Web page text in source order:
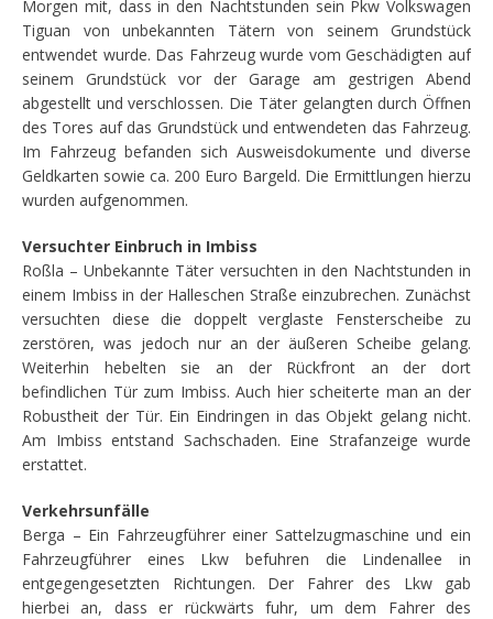
Morgen mit, dass in den Nachtstunden sein Pkw Volkswagen
Tiguan von unbekannten Tätern von seinem Grundstück
entwendet wurde. Das Fahrzeug wurde vom Geschädigten auf
seinem Grundstück vor der Garage am gestrigen Abend
abgestellt und verschlossen. Die Täter gelangten durch Öffnen
des Tores auf das Grundstück und entwendeten das Fahrzeug.
Im Fahrzeug befanden sich Ausweisdokumente und diverse
Geldkarten sowie ca. 200 Euro Bargeld. Die Ermittlungen hierzu
wurden aufgenommen.
Versuchter Einbruch in Imbiss
Roßla – Unbekannte Täter versuchten in den Nachtstunden in
einem Imbiss in der Halleschen Straße einzubrechen. Zunächst
versuchten diese die doppelt verglaste Fensterscheibe zu
zerstören, was jedoch nur an der äußeren Scheibe gelang.
Weiterhin hebelten sie an der Rückfront an der dort
befindlichen Tür zum Imbiss. Auch hier scheiterte man an der
Robustheit der Tür. Ein Eindringen in das Objekt gelang nicht.
Am Imbiss entstand Sachschaden. Eine Strafanzeige wurde
erstattet.
Verkehrsunfälle
Berga – Ein Fahrzeugführer einer Sattelzugmaschine und ein
Fahrzeugführer eines Lkw befuhren die Lindenallee in
entgegengesetzten Richtungen. Der Fahrer des Lkw gab
hierbei an, dass er rückwärts fuhr, um dem Fahrer des